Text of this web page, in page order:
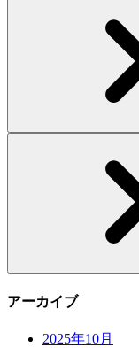
アーカイブ
2025年10月